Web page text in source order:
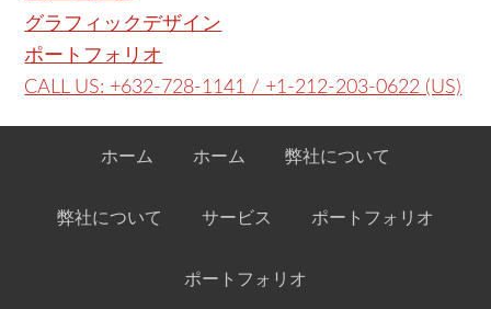
グラフィックデザイン
ポートフォリオ
CALL US: +632-728-1141 / +1-212-203-0622 (US)
ホーム ホーム 弊社について
弊社について サービス ポートフォリオ
ポートフォリオ